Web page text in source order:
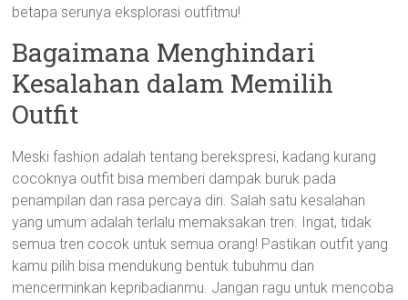
betapa serunya eksplorasi outfitmu!
Bagaimana Menghindari
Kesalahan dalam Memilih
Outfit
Meski fashion adalah tentang berekspresi, kadang kurang
cocoknya outfit bisa memberi dampak buruk pada
penampilan dan rasa percaya diri. Salah satu kesalahan
yang umum adalah terlalu memaksakan tren. Ingat, tidak
semua tren cocok untuk semua orang! Pastikan outfit yang
kamu pilih bisa mendukung bentuk tubuhmu dan
mencerminkan kepribadianmu. Jangan ragu untuk mencoba